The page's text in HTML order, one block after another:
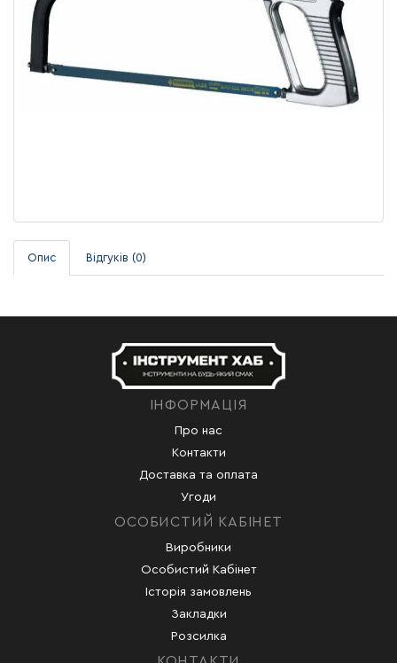
Опис Відгуків (0)
ІНФОРМАЦІЯ
Про нас
Контакти
Доставка та оплата
Угоди
ОСОБИСТИЙ КАБІНЕТ
Виробники
Особистий Кабінет
Історія замовлень
Закладки
Розсилка